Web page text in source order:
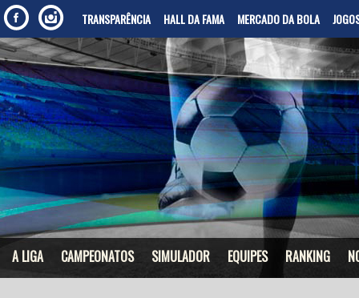
TRANSPARÊNCIA HALL DA FAMA MERCADO DA BOLA
A LIGA CAMPEONATOS SIMULADOR EQUIPES RANKING